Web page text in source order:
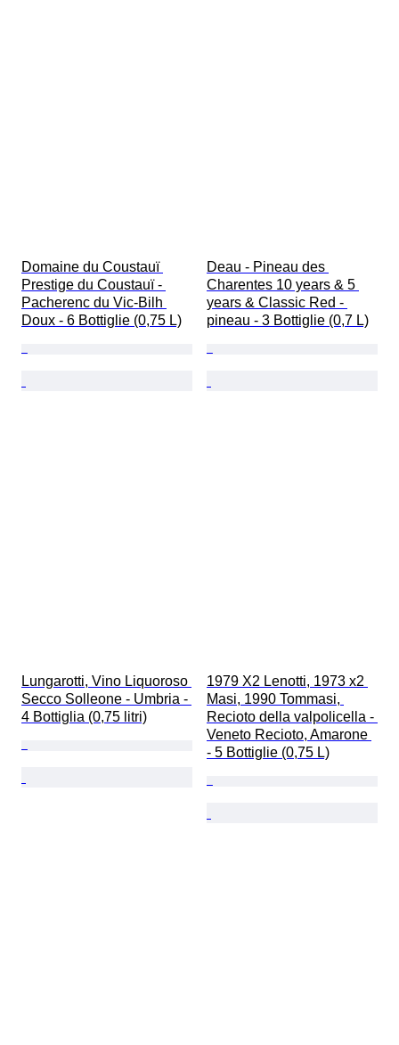
Domaine du Coustauï
Prestige du Coustauï -
Pacherenc du Vic-Bilh
Doux - 6 Bottiglie (0,75 L)
Deau - Pineau des
Charentes 10 years & 5
years & Classic Red -
pineau - 3 Bottiglie (0,7 L)
Lungarotti, Vino Liquoroso
Secco Solleone - Umbria -
4 Bottiglia (0,75 litri)
1979 X2 Lenotti, 1973 x2
Masi, 1990 Tommasi,
Recioto della valpolicella -
Veneto Recioto, Amarone
- 5 Bottiglie (0,75 L)